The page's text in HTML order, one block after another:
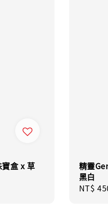
盒 x 草
精靈
黑白
NT$